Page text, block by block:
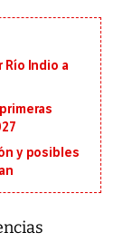
Río Indio a
y posibles